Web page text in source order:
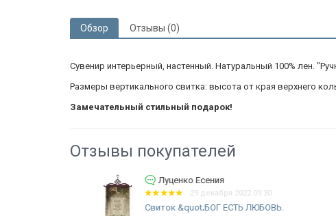
Обзор Отзывы (0)
Сувенир интерьерный, настенный. Натуральный 100% лен.
Размеры вертикального свитка: высота от края верхнего
Замечательный стильный подарок!
Отзывы покупателей
Луценко Есения
29 декабря 2022 09:30
Свиток &quot;БОГ ЕСТЬ ЛЮБОВЬ.